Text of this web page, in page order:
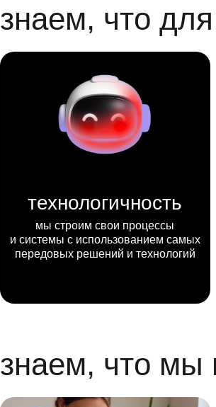
знаем, что
технологичность
мы строим свои процессы
и системы с использованием самых
передовых решений и технологий
знаем, что мы